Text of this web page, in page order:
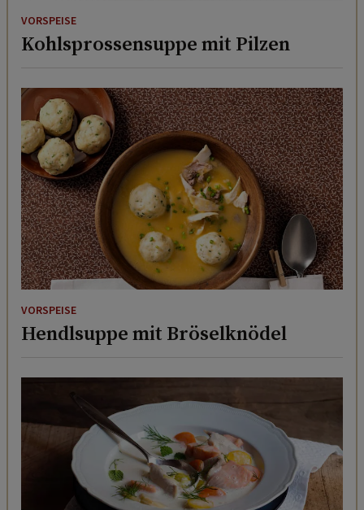
VORSPEISE
Kohlsprossensuppe mit Pilzen
VORSPEISE
Hendlsuppe mit Bröselknödel